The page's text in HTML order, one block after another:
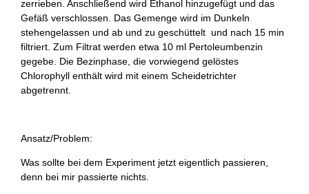
zerrieben. Anschließend wird Ethanol hinzugefügt und das
Gefäß verschlossen. Das Gemenge wird im Dunkeln
stehengelassen und ab und zu geschüttelt und nach 15 min
filtriert. Zum Filtrat werden etwa 10 ml Pertoleumbenzin
gegebe. Die Bezinphase, die vorwiegend gelöstes
Chlorophyll enthält wird mit einem Scheidetrichter
abgetrennt.
Ansatz/Problem:
Was sollte bei dem Experiment jetzt eigentlich passieren,
denn bei mir passierte nichts.